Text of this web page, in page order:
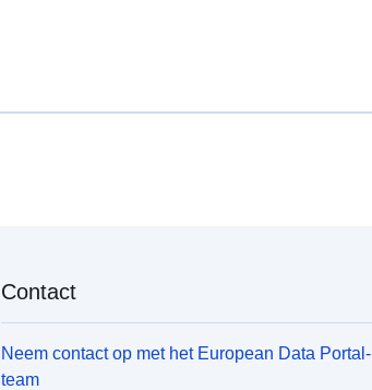
Contact
Neem contact op met het European Data Portal-
team